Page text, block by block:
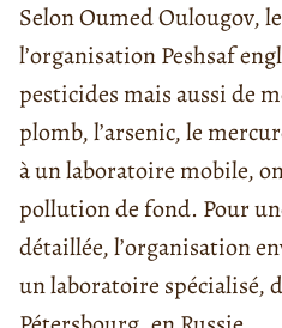
Selon Oumed Oulougov,
l’organisation Peshsaf
pesticides mais aussi de
plomb, l’arsenic, le
à un laboratoire mobile,
pollution de fond. Pour
détaillée, l’organisation
un laboratoire spécialisé,